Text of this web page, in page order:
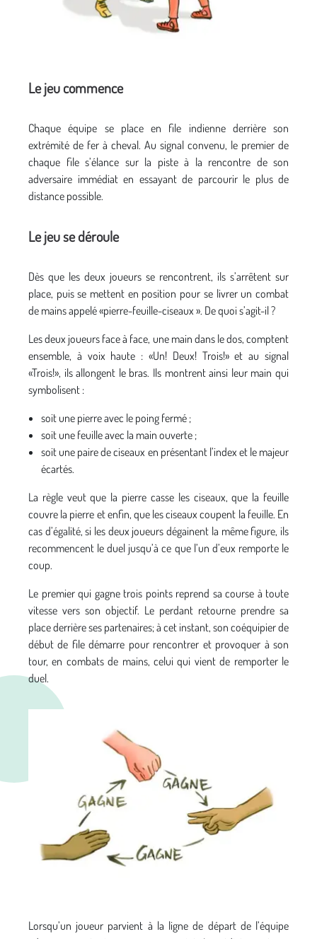
Le jeu commence
Chaque équipe se place en file indienne derrière son
extrémité de fer à cheval. Au signal convenu, le premier de
chaque file s’élance sur la piste à la rencontre de son
adversaire immédiat en essayant de parcourir le plus de
distance possible.
Le jeu se déroule
Dès que les deux joueurs se rencontrent, ils s’arrêtent sur
place, puis se mettent en position pour se livrer un combat
de mains appelé «pierre-feuille-ciseaux ». De quoi s’agit-il ?
Les deux joueurs face à face, une main dans le dos, comptent
ensemble, à voix haute : «Un! Deux! Trois!» et au signal
«Trois!», ils allongent le bras. Ils montrent ainsi leur main qui
symbolisent :
soit une pierre avec le poing fermé ;
soit une feuille avec la main ouverte ;
soit une paire de ciseaux en présentant l’index et le majeur
écartés.
La règle veut que la pierre casse les ciseaux, que la feuille
couvre la pierre et enfin, que les ciseaux coupent la feuille. En
cas d’égalité, si les deux joueurs dégainent la même figure, ils
recommencent le duel jusqu’à ce que l’un d’eux remporte le
coup.
Le premier qui gagne trois points reprend sa course à toute
vitesse vers son objectif. Le perdant retourne prendre sa
place derrière ses partenaires; à cet instant, son coéquipier de
début de file démarre pour rencontrer et provoquer à son
tour, en combats de mains, celui qui vient de remporter le
duel.
Lorsqu’un joueur parvient à la ligne de départ de l’équipe